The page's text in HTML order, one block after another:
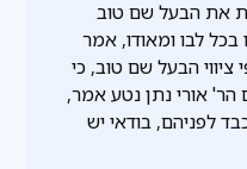
את הבעל שם טוב
לבו ומאודו, אמר
ציווי הבעל שם טוב, כי
אורי נתן נטע אמר,
לפניהם, בודאי יש